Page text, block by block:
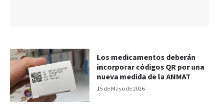
15 de Mayo de 2026
Los medicamentos deberán
incorporar códigos QR por una
nueva medida de la ANMAT